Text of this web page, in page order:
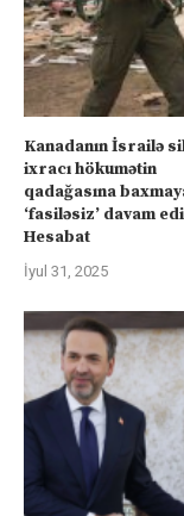
Kanadanın İsrailə
ixracı hökumətin
qadağasına
‘fasiləsiz’ davam
Hesabat
İyul 31, 2025